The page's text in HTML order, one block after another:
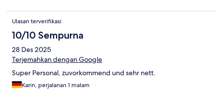
Ulasan terverifikasi
10/10 Sempurna
28 Des 2025
Terjemahkan dengan Google
Super Personal, zuvorkommend und sehr nett.
Karin, perjalanan 1 malam